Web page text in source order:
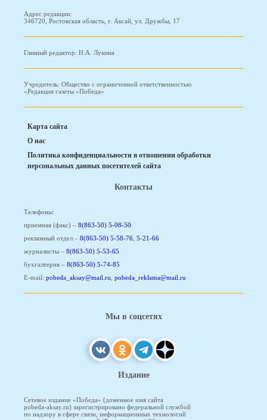
Адрес редакции:
346720, Ростовская область, г. Аксай, ул. Дружбы, 17
Главный редактор: Н.А. Лукина
Учредитель: Общество с ограниченной ответственностью
«Редакция газеты «Победа»
Карта сайта
О нас
Политика конфиденциальности в отношении обработки
персональных данных посетителей сайта
Контакты
Телефоны:
приемная (факс) – 8(863-50) 5-08-50
рекламный отдел – 8(863-50) 5-58-76, 5-21-66
журналисты – 8(863-50) 5-53-65
бухгалтерия – 8(863-50) 5-74-85
E-mail: pobeda_aksay@mail.ru, pobeda_reklama@mail.ru
Мы в соцсетях
Издание
Сетевое издание «Победа» (доменное имя сайта
pobeda-aksay.ru) зарегистрировано федеральной службой
по надзору в сфере связи, информационных технологий